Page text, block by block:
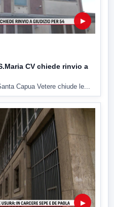
▶
CV chiede rinvio a
Capua Vetere chiude le...
▶